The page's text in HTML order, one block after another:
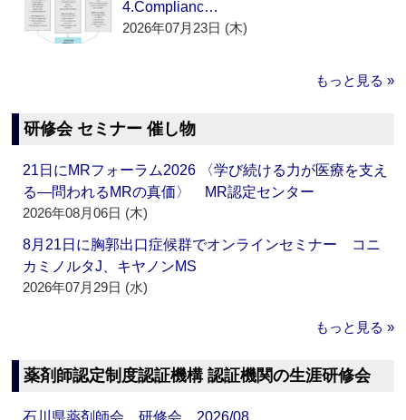
4.Complianc…
2026年07月23日 (木)
もっと見る »
研修会 セミナー 催し物
21日にMRフォーラム2026 〈学び続ける力が医療を支え
る―問われるMRの真価〉 MR認定センター
2026年08月06日 (木)
8月21日に胸郭出口症候群でオンラインセミナー コニ
カミノルタJ、キヤノンMS
2026年07月29日 (水)
もっと見る »
薬剤師認定制度認証機構 認証機関の生涯研修会